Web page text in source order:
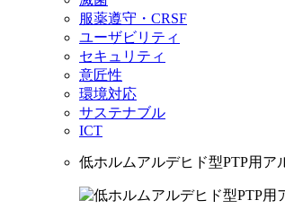
服薬遵守・CRSF
ユーザビリティ
セキュリティ
意匠性
環境対応
サステナブル
ICT
低ホルムアルデヒド型PTP用ア